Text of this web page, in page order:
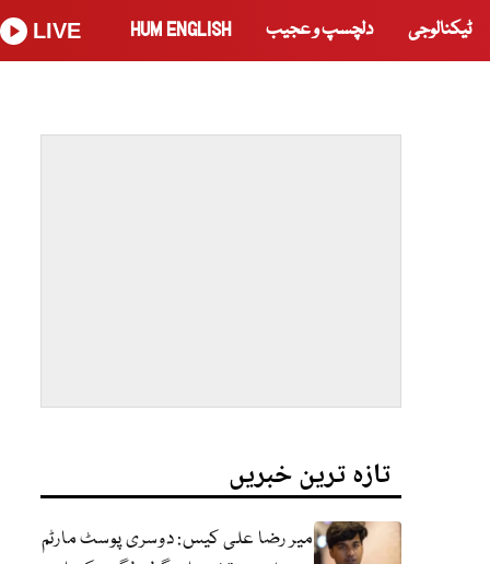
ٹیکنالوجی دلچسپ و عجیب HUM ENGLISH
LIVE
تازہ ترین خبریں
میر رضا علی کیس: دوسری پوسٹ مارٹم